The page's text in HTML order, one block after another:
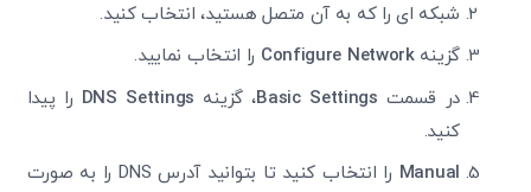
شبکه ای را که به آن متصل هستید، انتخاب کنید.
گزینهConfigure Network را انتخاب نمایید.
در قسمت Basic Settings، گزینه DNS Settings را پیدا
کنید.
Manual
را انتخاب کنید تا بتوانید آدرس DNS را به صورت